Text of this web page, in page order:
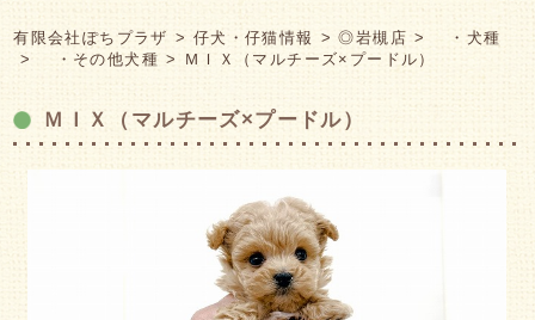
有限会社ぽちプラザ 仔犬・仔猫情報 ◎岩槻店
・犬種
・その他犬種
ＭＩＸ（マルチーズ×プードル）
ＭＩＸ（マルチーズ×プードル）